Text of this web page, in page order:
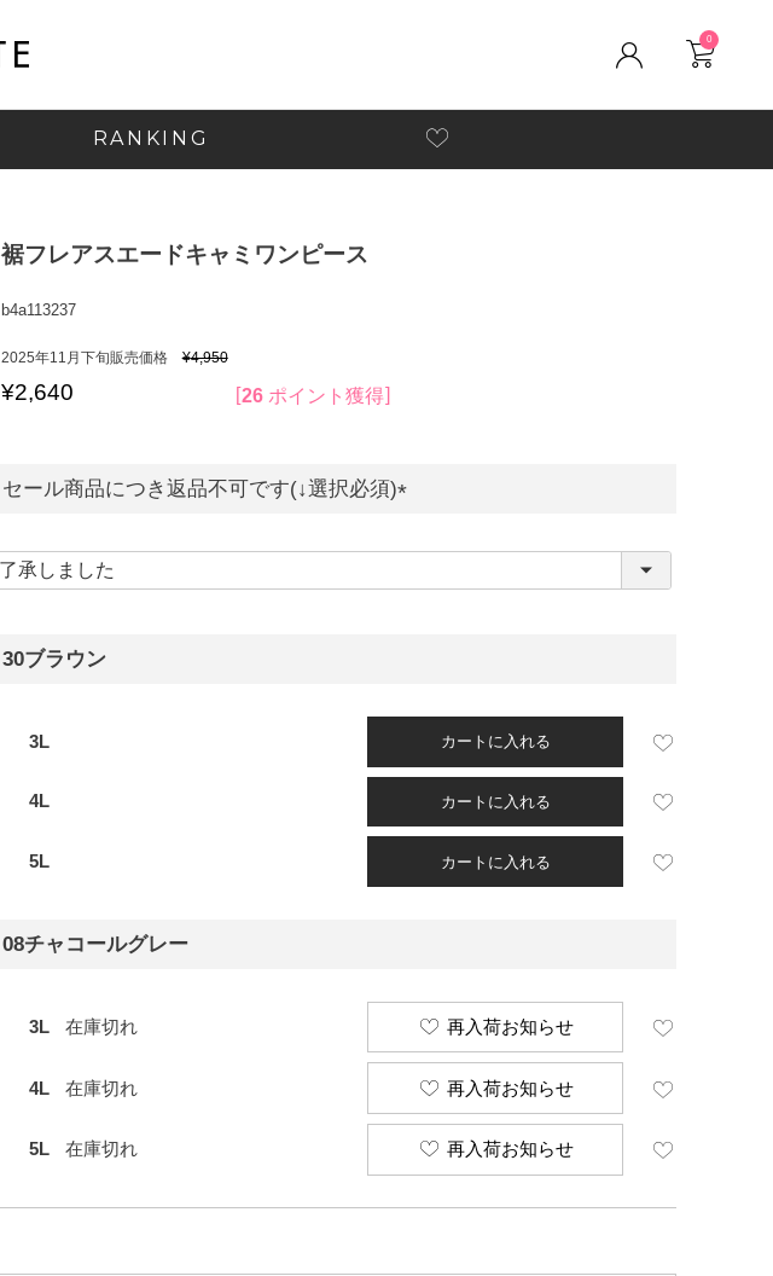
0
RANKING
裾フレアスエードキャミワンピース
b4a113237
2025年11月下旬販売価格 ¥4,950
¥2,640 26 ポイント獲得
セール商品につき返品不可です(↓選択必須)
必
須
30ブラウン
3L カートに入れる
4L カートに入れる
5L カートに入れる
08チャコールグレー
3L 在庫切れ 再入荷お知らせ
4L 在庫切れ 再入荷お知らせ
5L 在庫切れ 再入荷お知らせ